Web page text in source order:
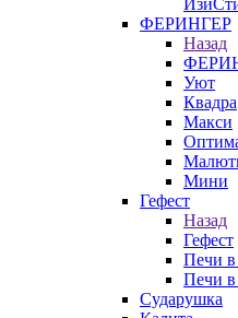
ФЕРИНГЕР
Назад
Уют
Квадра
Макси
Мини
Гефест
Назад
Гефест
Печи в
Печи в
Сударушка